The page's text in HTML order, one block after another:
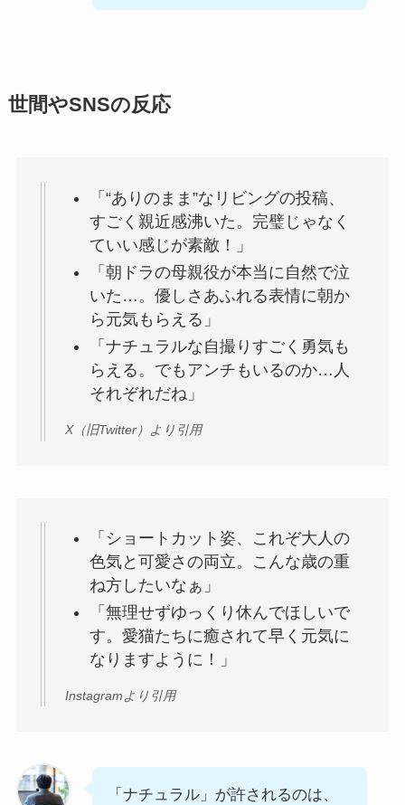
世間やSNSの反応
「“ありのまま”なリビングの投稿、
すごく親近感沸いた。完璧じゃなく
ていい感じが素敵！」
「朝ドラの母親役が本当に自然で泣
いた…。優しさあふれる表情に朝か
ら元気もらえる」
「ナチュラルな自撮りすごく勇気も
らえる。でもアンチもいるのか…人
それぞれだね」
X（旧Twitter）より引用
「ショートカット姿、これぞ大人の
色気と可愛さの両立。こんな歳の重
ね方したいなぁ」
「無理せずゆっくり休んでほしいで
す。愛猫たちに癒されて早く元気に
なりますように！」
Instagramより引用
「ナチュラル」が許されるのは、